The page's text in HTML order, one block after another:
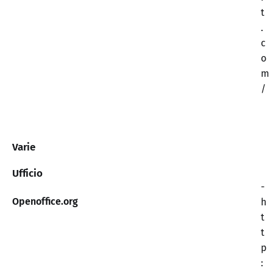
t
.
c
o
m
/
Varie
Ufficio
Openoffice.org
-
h
t
t
p
: